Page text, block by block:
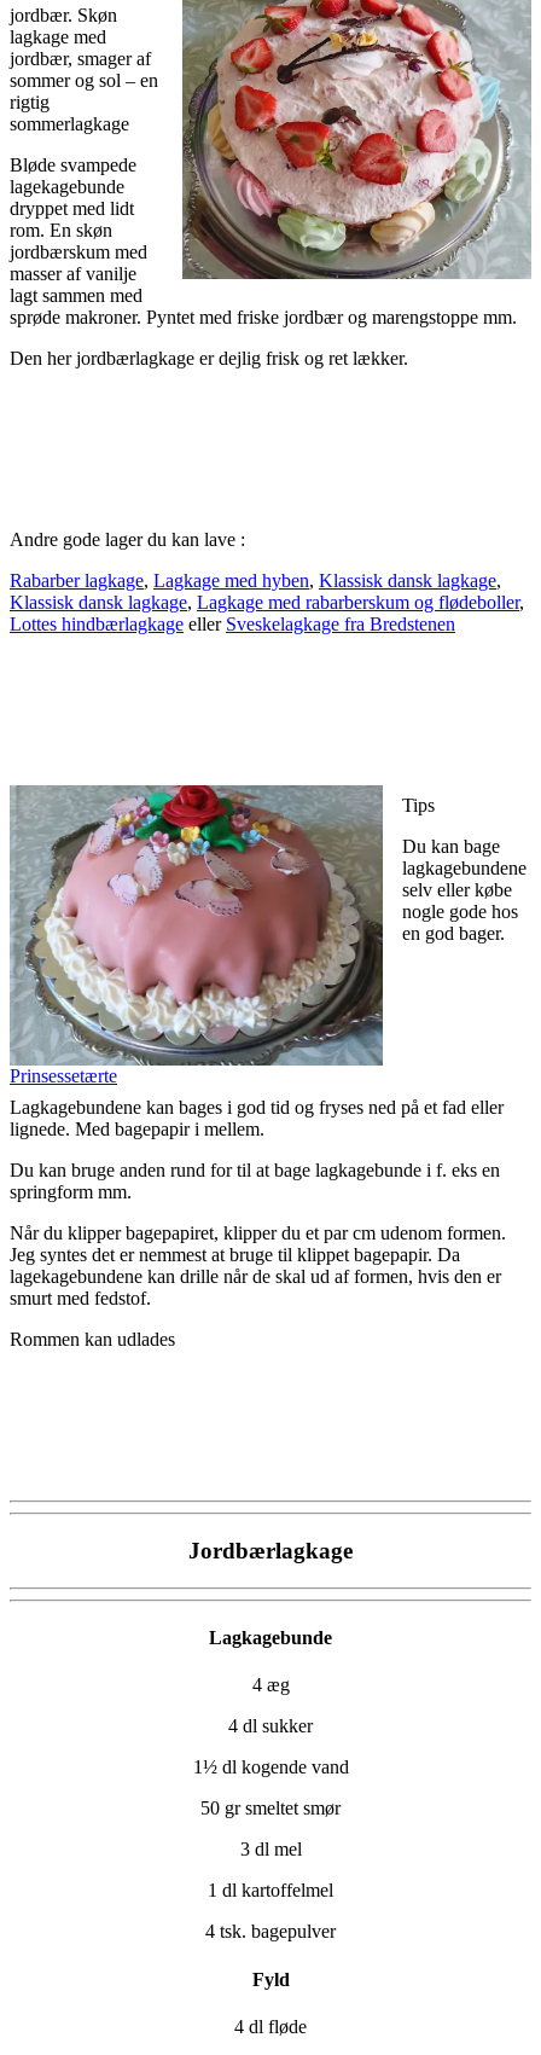
jordbær. Skøn
lagkage med
jordbær, smager af
sommer og sol – en
rigtig
sommerlagkage
Bløde svampede
lagekagebunde
dryppet med lidt
rom. En skøn
jordbærskum med
masser af vanilje
lagt sammen med
sprøde makroner. Pyntet med friske jordbær og marengstoppe mm.
Den her jordbærlagkage er dejlig frisk og ret lækker.
Andre gode lager du kan lave :
Rabarber lagkage, Lagkage med hyben, Klassisk dansk lagkage,
Klassisk dansk lagkage, Lagkage med rabarberskum og flødeboller,
Lottes hindbærlagkage eller Sveskelagkage fra Bredstenen
Prinsessetærte
Tips
Du kan bage
lagkagebundene
selv eller købe
nogle gode hos
en god bager.
Lagkagebundene kan bages i god tid og fryses ned på et fad eller
lignede. Med bagepapir i mellem.
Du kan bruge anden rund for til at bage lagkagebunde i f. eks en
springform mm.
Når du klipper bagepapiret, klipper du et par cm udenom formen.
Jeg syntes det er nemmest at bruge til klippet bagepapir. Da
lagekagebundene kan drille når de skal ud af formen, hvis den er
smurt med fedstof.
Rommen kan udlades
Jordbærlagkage
Lagkagebunde
4 æg
4 dl sukker
1½ dl kogende vand
50 gr smeltet smør
3 dl mel
1 dl kartoffelmel
4 tsk. bagepulver
Fyld
4 dl fløde